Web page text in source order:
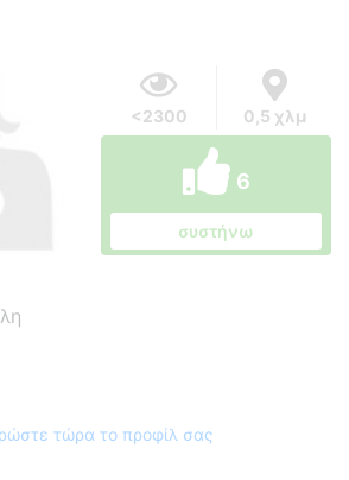
<2300 0,5 χλμ
6
συστήνω
τώρα το προφίλ σας